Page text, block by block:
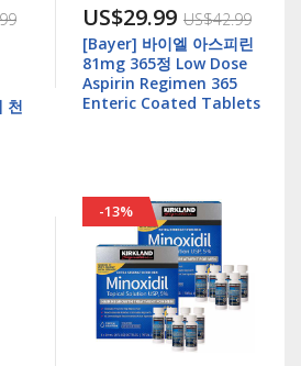
천
US$29.99 US$42.99
[Bayer] 바이엘 아스피린
81mg 365정 Low Dose
Aspirin Regimen 365
Enteric Coated Tablets
-13%